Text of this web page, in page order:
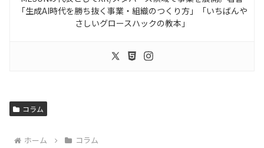
「生成AI時代を勝ち抜く事業・組織のつくり方」「いちばんや
さしいグロースハックの教本」
コラム
ホーム コラム